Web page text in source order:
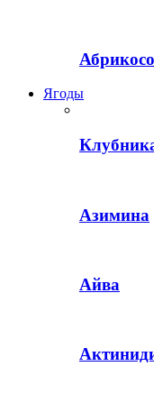
Ягоды
Азимина
Айва